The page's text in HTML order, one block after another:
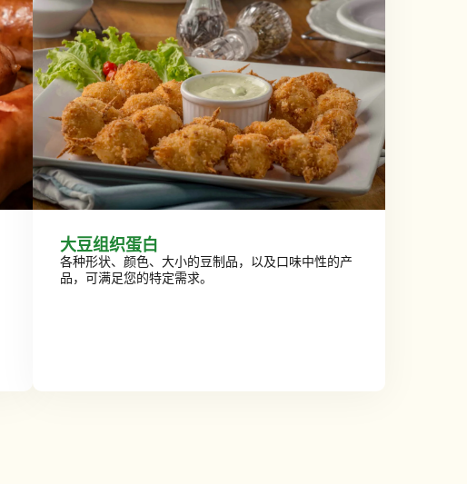
大豆组织蛋白
各种形状、颜色、大小的豆制品，以及口味中性的产
品，可满足您的特定需求。